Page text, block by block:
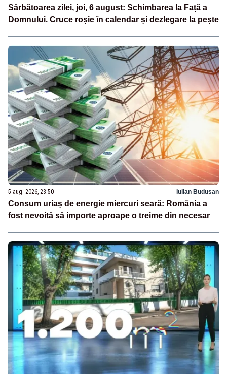
Sărbătoarea zilei, joi, 6 august: Schimbarea la Față a
Domnului. Cruce roșie în calendar și dezlegare la pește
5 aug. 2026, 23:50 Iulian Budusan
Consum uriaș de energie miercuri seară: România a
fost nevoită să importe aproape o treime din necesar